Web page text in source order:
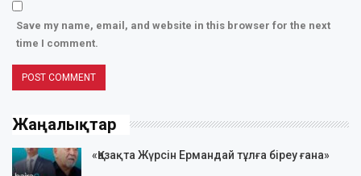
Save my name, email, and website in this browser for the next
time I comment.
Жаңалықтар
«Қазақта Жүрсін Ермандай тұлға біреу ғана»